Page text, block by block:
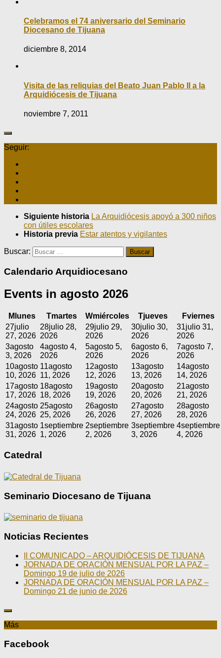
Celebramos el 74 aniversario del Seminario
Diocesano de Tijuana
diciembre 8, 2014
Visita de las reliquias del Beato Juan Pablo II a la
Arquidiócesis de Tijuana
noviembre 7, 2011
Seguir:
Siguiente historia La Arquidiócesis apoyó a 300 niños
con útiles escolares
Historia previa Estar atentos y vigilantes
Buscar:
Calendario Arquidiocesano
Events in agosto 2026
M lunes Tmartes Wmiércoles Tjueves Fviernes
27julio
27, 2026
28julio 28,
2026
29julio 29,
2026
30julio 30,
2026
31julio 31,
2026
3agosto
3, 2026
4agosto 4,
2026
5agosto 5,
2026
6agosto 6,
2026
7agosto 7,
2026
10agosto
10, 2026
11agosto
11, 2026
12agosto
12, 2026
13agosto
13, 2026
14agosto
14, 2026
17agosto
17, 2026
18agosto
18, 2026
19agosto
19, 2026
20agosto
20, 2026
21agosto
21, 2026
24agosto
24, 2026
25agosto
25, 2026
26agosto
26, 2026
27agosto
27, 2026
28agosto
28, 2026
31agosto
31, 2026
1septiembre
1, 2026
2septiembre
2, 2026
3septiembre
3, 2026
4septiembre
4, 2026
Catedral
Seminario Diocesano de Tijuana
Noticias Recientes
II COMUNICADO – ARQUIDIÓCESIS DE TIJUANA
JORNADA DE ORACIÓN MENSUAL POR LA PAZ –
Domingo 19 de julio de 2026
JORNADA DE ORACIÓN MENSUAL POR LA PAZ –
Domingo 21 de junio de 2026
Más
Facebook